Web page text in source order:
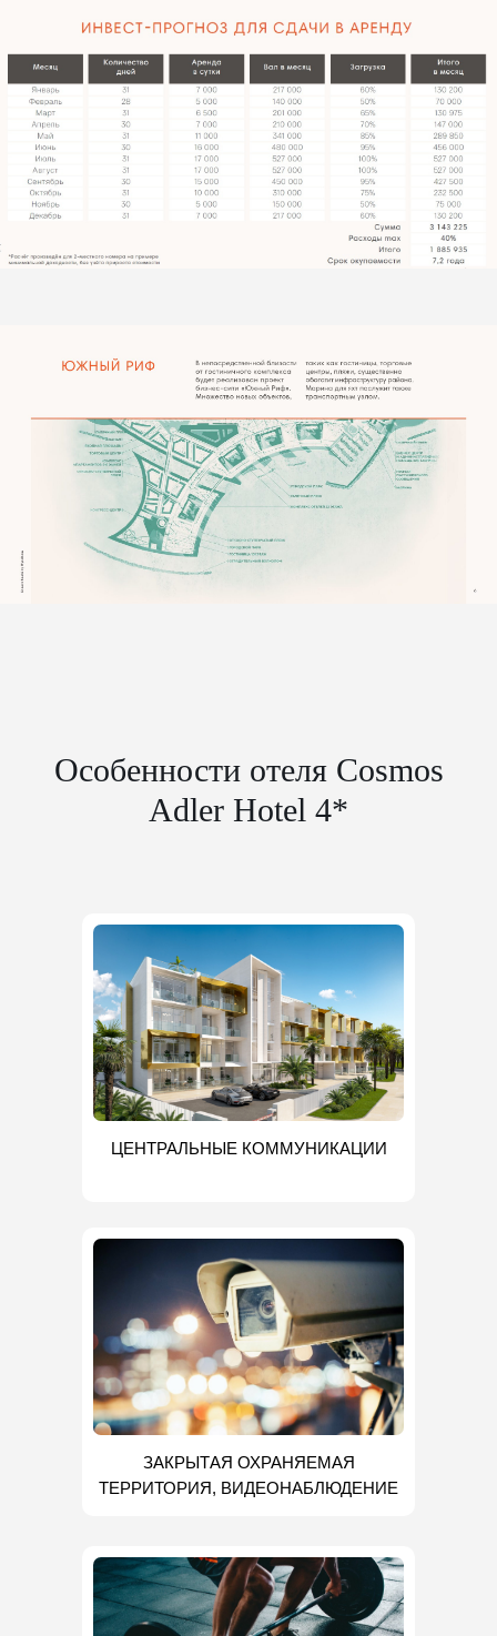
Особенности отеля Cosmos
Adler Hotel 4*
ЦЕНТРАЛЬНЫЕ КОММУНИКАЦИИ
ЗАКРЫТАЯ ОХРАНЯЕМАЯ
ТЕРРИТОРИЯ, ВИДЕОНАБЛЮДЕНИЕ